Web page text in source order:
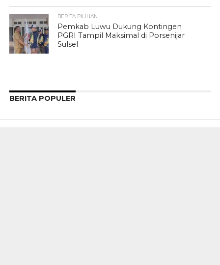
BERITA PILIHAN
Pemkab Luwu Dukung Kontingen
PGRI Tampil Maksimal di Porsenijar
Sulsel
BERITA POPULER